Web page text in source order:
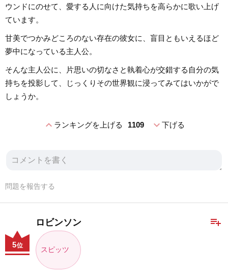
ウンドにのせて、愛する人に向けた気持ちを高らかに歌い上げ
ています。
甘美でつかみどころのない存在の彼女に、盲目ともいえるほど
夢中になっている主人公。
そんな主人公に、片思いの切なさと執着心が交錯する自分の気
持ちを投影して、じっくりその世界観に浸ってみてはいかがで
しょうか。
expand_lessランキングを上げる 1109 expand_more下げる
問題を報告する
playlist_add
ロビンソン
スピッツ
5位